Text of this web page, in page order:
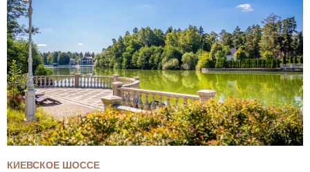
КИЕВСКОЕ ШОССЕ